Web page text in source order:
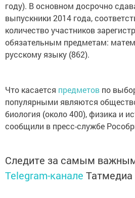
году). В основном досрочно
выпускники 2014 года,
количество участников
обязательным предметам:
русскому языку (862).
Что касается предметов по
популярными являются
биология (около 400), физика и
сообщили в пресс-службе
Следите за самым
Telegram-канале Татмедиа